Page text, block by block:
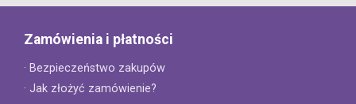
Zamówienia i płatności
· Bezpieczeństwo zakupów
· Jak złożyć zamówienie?